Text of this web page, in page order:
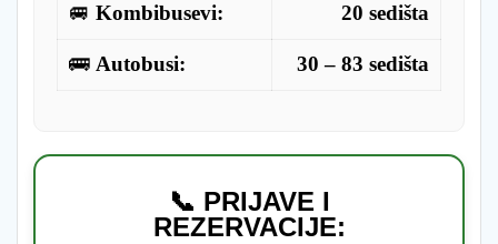
🚐 Kombibusevi: 20 sedišta
🚌 Autobusi: 30 – 83 sedišta
📞 PRIJAVE I
REZERVACIJE: